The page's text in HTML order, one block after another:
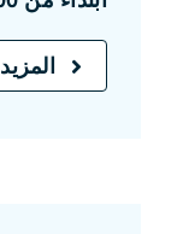
المزيد